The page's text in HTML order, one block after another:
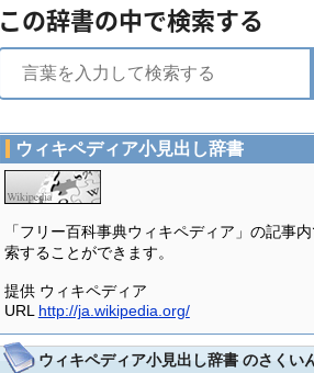
この辞書の中で検索する
ウィキペディア小見出し辞書
「フリー百科事典ウィキペディア」の記事
索することができます。
提供 ウィキペディア
URL http://ja.wikipedia.org/
ウィキペディア小見出し辞書 のさくい